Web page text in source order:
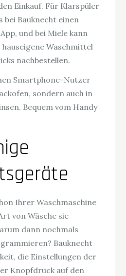
Einkauf. Für Klarspüler
bei Bauknecht einen
und bei Miele kann
hauseigene Waschmittel
nachbestellen.
Smartphone-Nutzer
sondern auch in
Bequem vom Handy
Ihrer Waschmaschine
von Wäsche sie
dann nochmals
Bauknecht
die Einstellungen der
Knopfdruck auf den